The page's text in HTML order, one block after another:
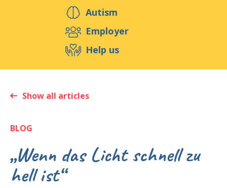
Support us
Events Publications Medias
Resources & Tools
Autism
Employer
Help us
Show all articles
BLOG
„Wenn das Licht schnell zu
hell ist“